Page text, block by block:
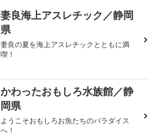
妻良海上アスレチック／静岡
県
妻良の夏を海上アスレチックとともに満
喫！
かわったおもしろ水族館／静
岡県
ようこそおもしろお魚たちのパラダイス
へ！